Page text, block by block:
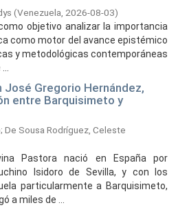
(Venezuela, 2026-08-03)
objetivo analizar la importancia
como motor del avance epistémico
y metodológicas contemporáneas
José Gregorio Hernández,
entre Barquisimeto y
; De Sousa Rodríguez, Celeste
Pastora nació en España por
Isidoro de Sevilla, y con los
particularmente a Barquisimeto,
a miles de ...